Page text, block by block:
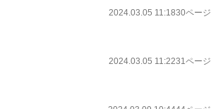
2024.03.05 11:1830ページ
2024.03.05 11:2231ページ